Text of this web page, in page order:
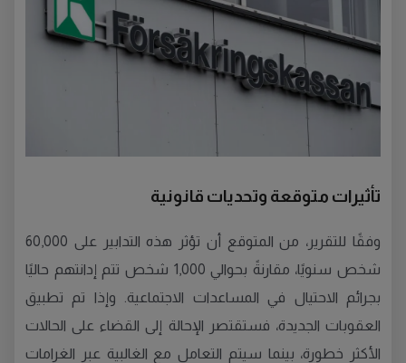
تأثيرات متوقعة وتحديات قانونية
وفقًا للتقرير، من المتوقع أن تؤثر هذه التدابير على 60,000
شخص سنويًا، مقارنةً بحوالي 1,000 شخص تتم إدانتهم حاليًا
بجرائم الاحتيال في المساعدات الاجتماعية. وإذا تم تطبيق
العقوبات الجديدة، فستقتصر الإحالة إلى القضاء على الحالات
الأكثر خطورة، بينما سيتم التعامل مع الغالبية عبر الغرامات